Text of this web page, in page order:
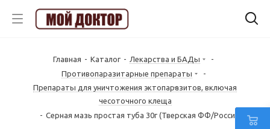
Главная - Каталог - Лекарства и БАДы
-
Противопаразитарные препараты
-
Препараты для уничтожения эктопаразитов, включая
чесоточного клеща
- Серная мазь простая туба 30г (Тверская ФФ/Россия)